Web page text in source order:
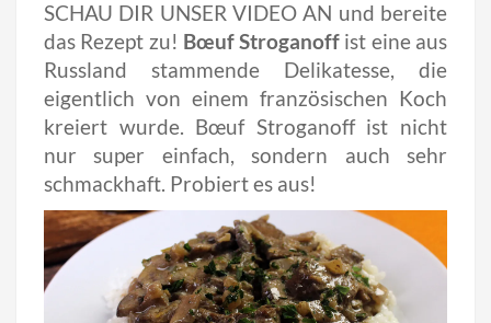
SCHAU DIR UNSER VIDEO AN und bereite
das Rezept zu! Bœuf Stroganoff ist eine aus
Russland stammende Delikatesse, die
eigentlich von einem französischen Koch
kreiert wurde. Bœuf Stroganoff ist nicht
nur super einfach, sondern auch sehr
schmackhaft. Probiert es aus!